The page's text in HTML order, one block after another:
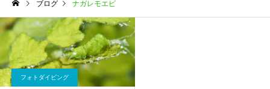
ブログ ナガレモエビ
フォトダイビング